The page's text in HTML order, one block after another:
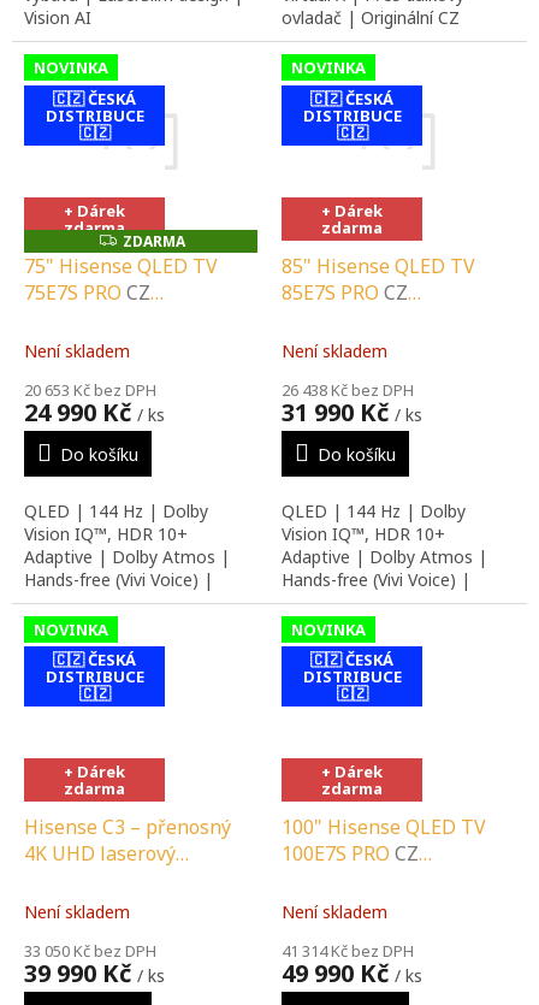
Vision AI
ovladač | Originální CZ
distribuce
NOVINKA
🇨🇿 ČESKÁ
DISTRIBUCE
🇨🇿
+ Dárek
zdarma
Z
D
A
R
ZDARMA
75" Hisense QLED TV
75E7S PRO CZ
SERVIS |
PRODEJCE |
PORADENSTVÍ |
INSTALAČNÍ &
MONTÁŽNÍ SLUŽBY
Není skladem
20 653 Kč bez DPH
24 990 Kč / ks
Do košíku
QLED | 144 Hz | Dolby
Vision IQ™, HDR 10+
Adaptive | Dolby Atmos |
Hands-free (Vivi Voice) |
Originální CZ distribuce
NOVINKA
🇨🇿 ČESKÁ
DISTRIBUCE
🇨🇿
+ Dárek
zdarma
85" Hisense QLED TV
85E7S PRO CZ
SERVIS |
PRODEJCE |
PORADENSTVÍ |
INSTALAČNÍ &
MONTÁŽNÍ SLUŽBY
Není skladem
26 438 Kč bez DPH
31 990 Kč / ks
Do košíku
QLED | 144 Hz | Dolby
Vision IQ™, HDR 10+
Adaptive | Dolby Atmos |
Hands-free (Vivi Voice) |
Originální CZ distribuce
NOVINKA
🇨🇿 ČESKÁ
DISTRIBUCE
🇨🇿
+ Dárek
zdarma
Hisense C3 – přenosný
4K UHD laserový
DISTRIBUCE A LOKÁLNÍ
SPECIALIZOVANÝ
PRODEJCE |
Není skladem
33 050 Kč bez DPH
39 990 Kč / ks
NOVINKA
🇨🇿 ČESKÁ
DISTRIBUCE
🇨🇿
+ Dárek
zdarma
100" Hisense QLED TV
100E7S PRO CZ
SERVIS |
PRODEJCE |
PORADENSTVÍ |
Není skladem
41 314 Kč bez DPH
49 990 Kč / ks